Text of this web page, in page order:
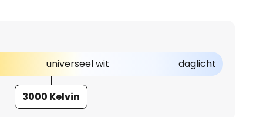
universeel wit daglicht
3000 Kelvin